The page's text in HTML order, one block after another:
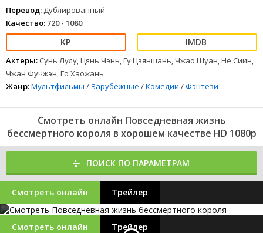
Перевод: Дублированный
Качество: 720 - 1080
Актеры: Сунь Лулу, Цянь Чэнь, Гу Цзяншань, Чжао Шуан, Не Сиин,
Чжан Фучжэн, Го Хаожань
Жанр:Мультфильмы / Зарубежные /Комедии /Фэнтези
Смотреть онлайн Повседневная жизнь
бессмертного короля в хорошем качестве HD 1080p
ПОИСК ПО ПАРАМЕТРАМ
Смотреть онлайн Трейлер
Смотреть онлайн Трейлер